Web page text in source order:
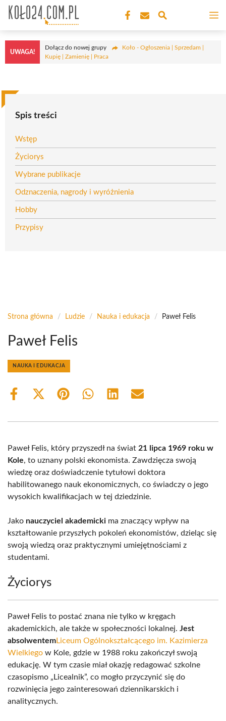
Przejdź
treści
UWAGA!
Dołącz do nowej grupy
Koło - Ogłoszenia | Sprzedam |
Kupię | Zamienię | Praca
Spis treści
Wstęp
Życiorys
Wybrane publikacje
Odznaczenia, nagrody i wyróżnienia
Hobby
Przypisy
Strona główna / Ludzie / Nauka i edukacja / Paweł Felis
Paweł Felis
NAUKA I EDUKACJA
Share
Share
(Twitter)
Share Share Share Share
Paweł Felis, który przyszedł na świat 21 lipca 1969 roku w
Kole, to uznany polski ekonomista. Zawdzięcza swoją
wiedzę oraz doświadczenie tytułowi doktora
habilitowanego nauk ekonomicznych, co świadczy o jego
wysokich kwalifikacjach w tej dziedzinie.
Jako nauczyciel akademicki ma znaczący wpływ na
kształtowanie przyszłych pokoleń ekonomistów, dzieląc się
swoją wiedzą oraz praktycznymi umiejętnościami z
studentami.
Życiorys
Paweł Felis to postać znana nie tylko w kręgach
akademickich, ale także w społeczności lokalnej. Jest
absolwentemLiceum Ogólnokształcącego im. Kazimierza
Wielkiego w Kole, gdzie w 1988 roku zakończył swoją
edukację. W tym czasie miał okazję redagować szkolne
czasopismo „Licealnik”, co mogło przyczynić się do
rozwinięcia jego zainteresowań dziennikarskich i
analitycznych.